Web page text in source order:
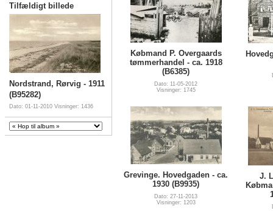
Tilfældigt billede
Nordstrand, Rørvig - 1911
(B95282)
Dato: 01-11-2010 Visninger: 1436
Købmand P. Overgaards
tømmerhandel - ca. 1918
(B6385)
Dato: 11-05-2012
Visninger: 1745
Grevinge. Hovedgaden - ca.
1930 (B9935)
Dato: 27-11-2013
Visninger: 1203
J.